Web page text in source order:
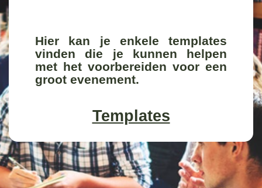
Hier kan je enkele templates
vinden die je kunnen helpen
met het voorbereiden voor een
groot evenement.
Templates